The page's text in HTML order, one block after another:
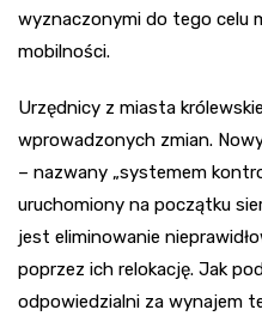
wyznaczonymi do tego celu
mobilności.
Urzędnicy z miasta
wprowadzonych zmian.
– nazwany „systemem
uruchomiony na początku
jest eliminowanie
poprzez ich relokację. Jak
odpowiedzialni za wynajem